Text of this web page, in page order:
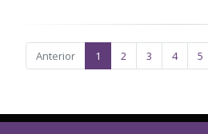
Anterior 1 2 3 4 5